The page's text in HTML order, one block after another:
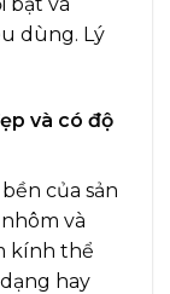
dùng. Lý
và có độ
của sản
và
kính thể
hay